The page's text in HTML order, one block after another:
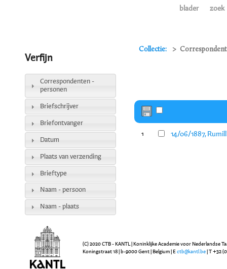
blader zoek
Collectie:
1 14/06/1887,
Verfijn
Correspondenten -
personen
Briefschrijver
Briefontvanger
Datum
Plaats van verzending
Brieftype
Naam - persoon
Naam - plaats
(C) 2020 CTB - KANTL | Koninklijke Academie voor Nederlandse
Koningstraat 18 | b-9000 Gent | Belgium | E ctb@kantl.be | T +32